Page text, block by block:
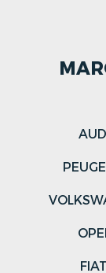
FIAT